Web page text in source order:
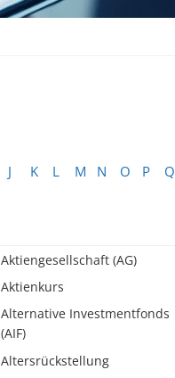
J K L M N O P Q
Aktiengesellschaft (AG)
Aktienkurs
Alternative Investmentfonds
(AIF)
Altersrückstellung